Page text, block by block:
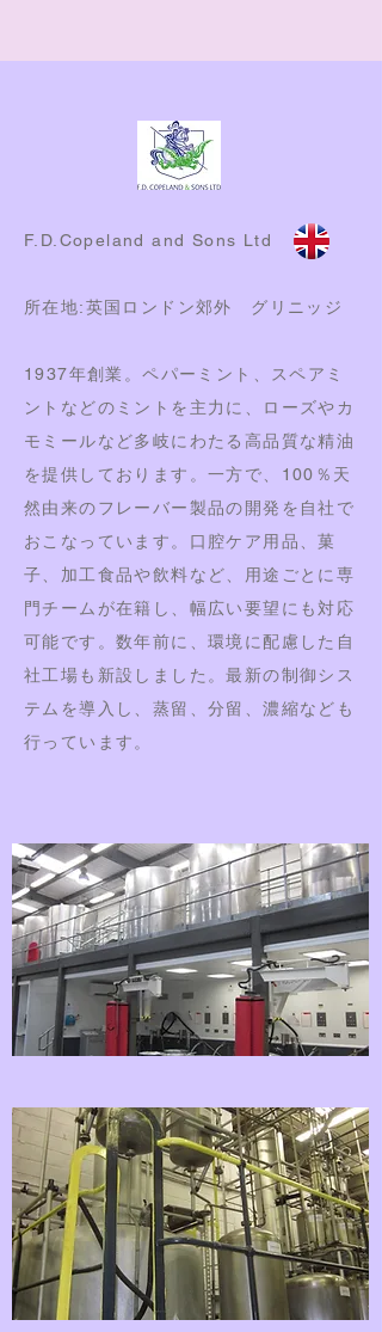
F.D.Copeland and Sons Ltd
所在地:英国ロンドン郊外 グリニッジ
1937年創業。ペパーミント、スペアミ
ントなどのミントを主力に、ローズやカ
モミールなど多岐にわたる高品質な精油
を提供しております。 一方で、100％天
然由来のフレーバー製品の開発を自社で
おこなっています。 口腔ケア用品、菓
子、加工食品や飲料など、用途ごとに専
門チームが在籍し、幅広い要望にも対応
可能です。 数年前に、環境に配慮した自
社工場も新設しました。最新の制御シス
テムを導入し、蒸留、分留、濃縮なども
行っています。